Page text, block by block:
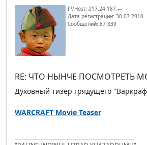
IP/Host: 217.24.187.---
Дата регистрации: 30.07.2010
Сообщений: 67 339
RE: ЧТО НЫНЧЕ ПОСМОТРЕТЬ
Духовный тизер грядущего
WARCRAFT Movie Teaser